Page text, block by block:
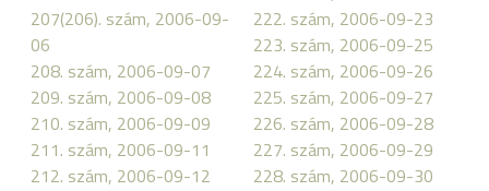
207(206). szám, 2006-09-
06
208. szám, 2006-09-07
209. szám, 2006-09-08
210. szám, 2006-09-09
211. szám, 2006-09-11
212. szám, 2006-09-12
222. szám, 2006-09-23
223. szám, 2006-09-25
224. szám, 2006-09-26
225. szám, 2006-09-27
226. szám, 2006-09-28
227. szám, 2006-09-29
228. szám, 2006-09-30